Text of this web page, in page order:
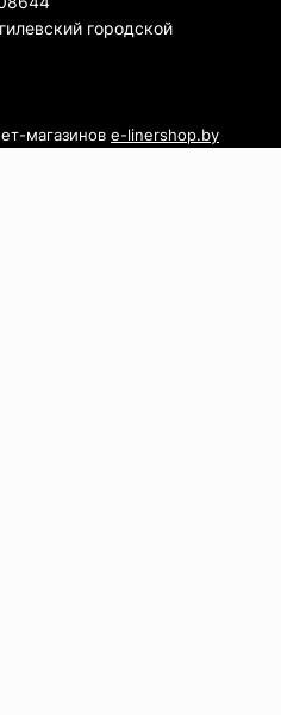
городской
магазинов e-linershop.by